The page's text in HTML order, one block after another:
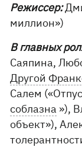
Режиссер:
миллион»)
В главных
Саяпина,
Другой
Салем
соблазна »),
объект»),